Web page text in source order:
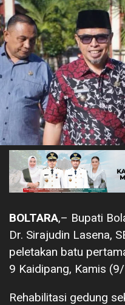
BOLTARA,– Bupati
Dr. Sirajudin Lasena,
peletakan batu
9 Kaidipang, Kamis
Rehabilitasi gedung